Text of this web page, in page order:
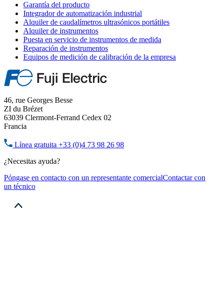
Garantía del producto
Integrador de automatización industrial
Alquiler de caudalímetros ultrasónicos portátiles
Alquiler de instrumentos
Puesta en servicio de instrumentos de medida
Reparación de instrumentos
Equipos de medición de calibración de la empresa
46, rue Georges Besse
ZI du Brézet
63039 Clermont-Ferrand Cedex 02
Francia
Línea gratuita +33 (0)4 73 98 26 98
¿Necesitas ayuda?
Póngase en contacto con un representante comercialContactar con
un técnico